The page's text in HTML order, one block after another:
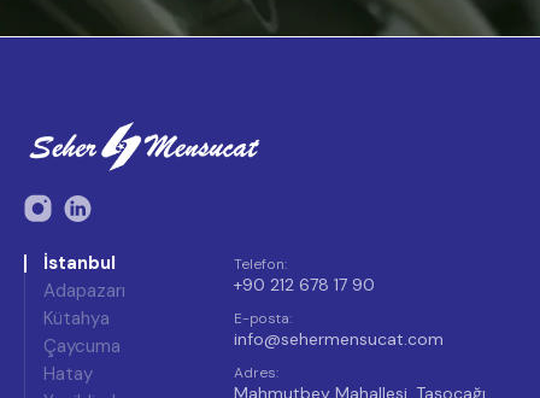
İstanbul
Adapazarı
Kütahya
Çaycuma
Hatay
Telefon:
+90 212 678 17 90
E-posta:
info@sehermensucat.com
Adres: